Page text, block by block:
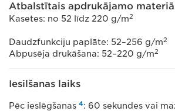
Atbalstītais apdrukājamo
Kasetes: no 52 līdz 220 g/m2
Daudzfunkciju paplāte: 52–256 g/m2
Abpusēja drukāšana: 52–220 g/m2
Iesilšanas laiks
Pēc ieslēgšanas 4: 60 sekundes vai